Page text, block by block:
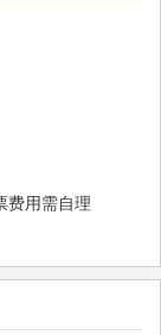
费用需自理